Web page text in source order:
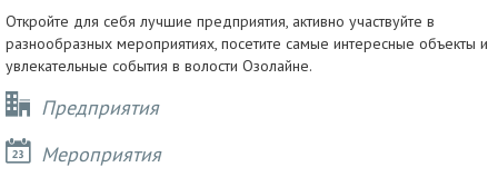
Откройте для себя лучшие предприятия, активно участвуйте в
разнообразных мероприятиях, посетите самые интересные объекты и
увлекательные события в волости Озолайне.
Предприятия
Мероприятия